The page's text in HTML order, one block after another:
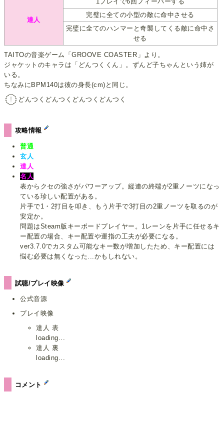
達人
完璧に全ての小型の敵に命中させる
完璧に全てのハンマーと奇襲してくる敵に命中さ
せる
TAITOの音楽ゲーム「GROOVE COASTER」より。
ジャケットのキャラは「どんつくくん」。ずんど子ちゃんという姉が
いる。
ちなみにBPM140は彼の身長(cm)と同じ。
どんつくどんつくどんつくどんつく
攻略情報
普通
玄人
達人
名人
表からクセの強さがパワーアップ。縦連の終端が2重ノーツになっ
ている珍しい配置がある。
片手で1・2打目を叩き、もう片手で3打目の2重ノーツを取るのが
安定か。
問題はSteam版キーボードプレイヤー。1レーンを片手に任せるキ
ー配置の場合、キー配置や運指の工夫が必要になる。
ver3.7.0でカスタム可能なキー数が増加したため、キー配置には
悩む必要は無くなった...かもしれない。
試聴/プレイ映像
公式音源
プレイ映像
達人 表
loading...
達人 裏
loading...
コメント